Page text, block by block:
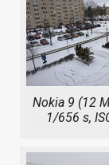
Nokia 9 (12
1/656 s,